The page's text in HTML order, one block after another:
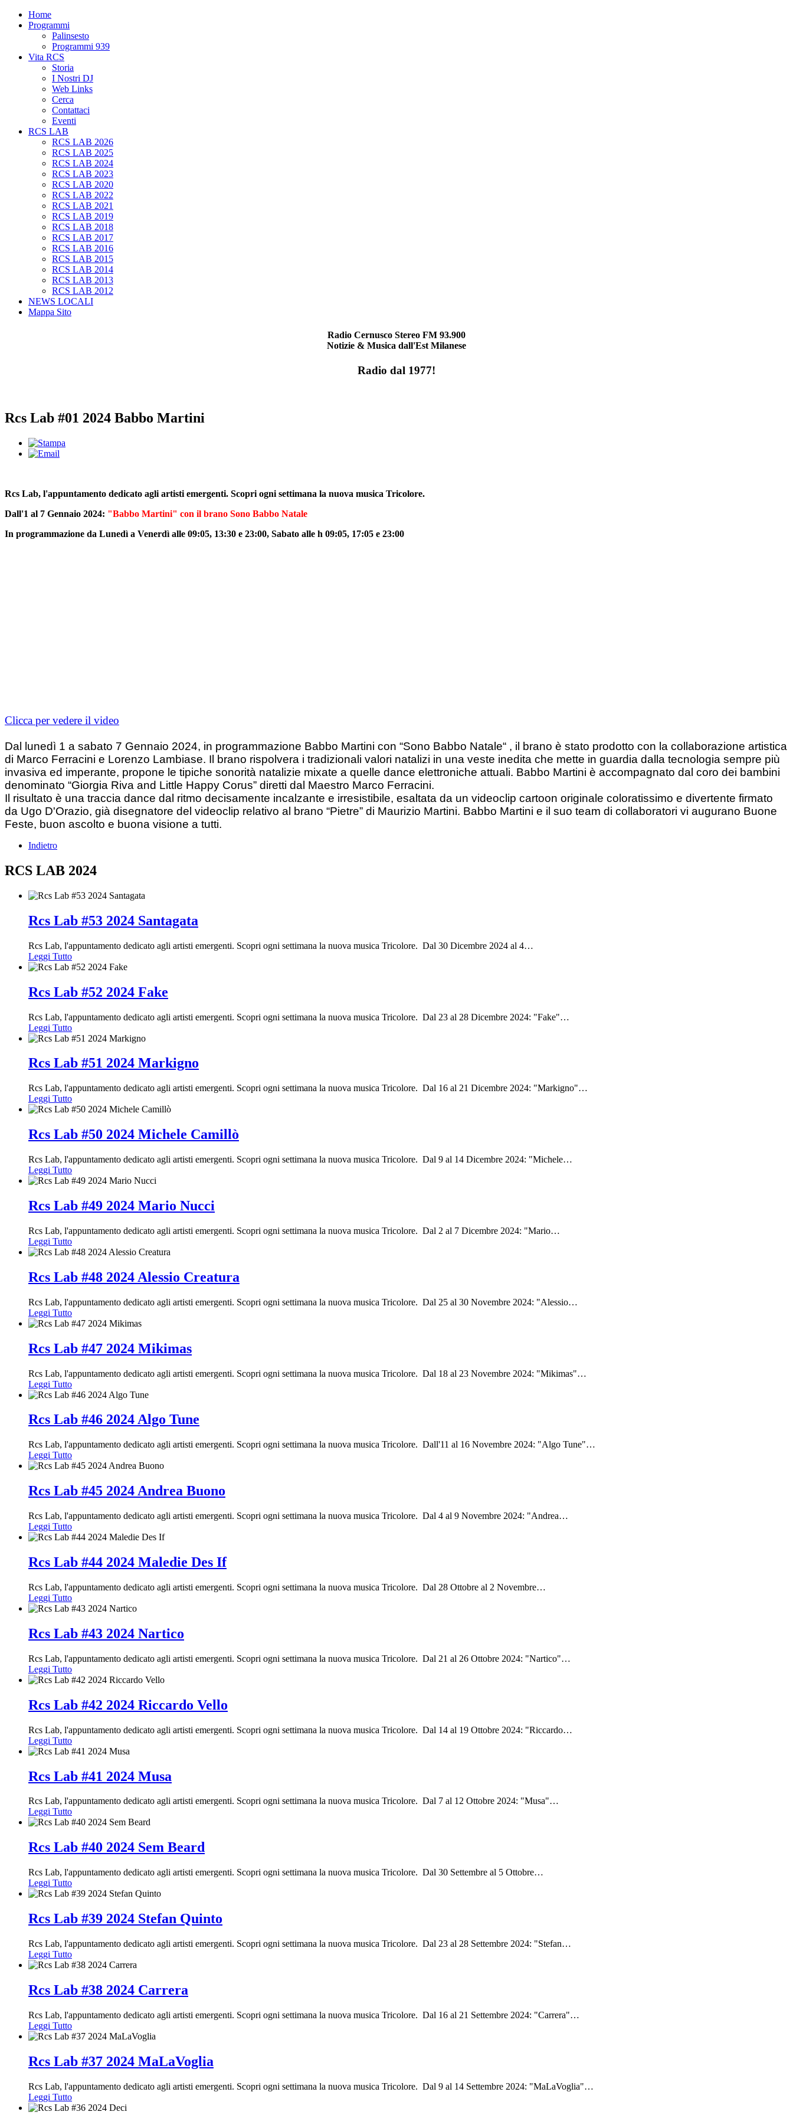
Home
Programmi
Palinsesto
Programmi 939
Vita RCS
Storia
I Nostri DJ
Web Links
Cerca
Contattaci
Eventi
RCS LAB
RCS LAB 2026
RCS LAB 2025
RCS LAB 2024
RCS LAB 2023
RCS LAB 2020
RCS LAB 2022
RCS LAB 2021
RCS LAB 2019
RCS LAB 2018
RCS LAB 2017
RCS LAB 2016
RCS LAB 2015
RCS LAB 2014
RCS LAB 2013
RCS LAB 2012
NEWS LOCALI
Mappa Sito
Radio Cernusco Stereo FM 93.900
Notizie & Musica dall'Est Milanese
Radio dal 1977!
Rcs Lab #01 2024 Babbo Martini
Rcs Lab, l'appuntamento dedicato agli artisti emergenti. Scopri ogni settimana la nuova musica Tricolore.
Dall'1 al 7 Gennaio 2024: "Babbo Martini" con il brano Sono Babbo Natale
In programmazione da Lunedì a Venerdì alle 09:05, 13:30 e 23:00, Sabato alle h 09:05, 17:05 e 23:00
Clicca per vedere il video
Dal lunedì 1 a sabato 7 Gennaio 2024, in programmazione Babbo Martini con “Sono Babbo Natale“ , il brano è stato prodotto con la collaborazione artistica
di Marco Ferracini e Lorenzo Lambiase. Il brano rispolvera i tradizionali valori natalizi in una veste inedita che mette in guardia dalla tecnologia sempre più
invasiva ed imperante, propone le tipiche sonorità natalizie mixate a quelle dance elettroniche attuali. Babbo Martini è accompagnato dal coro dei bambini
denominato “Giorgia Riva and Little Happy Corus” diretti dal Maestro Marco Ferracini.
Il risultato è una traccia dance dal ritmo decisamente incalzante e irresistibile, esaltata da un videoclip cartoon originale coloratissimo e divertente firmato
da Ugo D'Orazio, già disegnatore del videoclip relativo al brano “Pietre” di Maurizio Martini. Babbo Martini e il suo team di collaboratori vi augurano Buone
Feste, buon ascolto e buona visione a tutti.
Indietro
RCS LAB 2024
Rcs Lab #53 2024 Santagata
Rcs Lab, l'appuntamento dedicato agli artisti emergenti. Scopri ogni settimana la nuova musica Tricolore. Dal 30 Dicembre 2024 al 4…
Leggi Tutto
Rcs Lab #52 2024 Fake
Rcs Lab, l'appuntamento dedicato agli artisti emergenti. Scopri ogni settimana la nuova musica Tricolore. Dal 23 al 28 Dicembre 2024: "Fake"…
Leggi Tutto
Rcs Lab #51 2024 Markigno
Rcs Lab, l'appuntamento dedicato agli artisti emergenti. Scopri ogni settimana la nuova musica Tricolore. Dal 16 al 21 Dicembre 2024: "Markigno"…
Leggi Tutto
Rcs Lab #50 2024 Michele Camillò
Rcs Lab, l'appuntamento dedicato agli artisti emergenti. Scopri ogni settimana la nuova musica Tricolore. Dal 9 al 14 Dicembre 2024: "Michele…
Leggi Tutto
Rcs Lab #49 2024 Mario Nucci
Rcs Lab, l'appuntamento dedicato agli artisti emergenti. Scopri ogni settimana la nuova musica Tricolore. Dal 2 al 7 Dicembre 2024: "Mario…
Leggi Tutto
Rcs Lab #48 2024 Alessio Creatura
Rcs Lab, l'appuntamento dedicato agli artisti emergenti. Scopri ogni settimana la nuova musica Tricolore. Dal 25 al 30 Novembre 2024: "Alessio…
Leggi Tutto
Rcs Lab #47 2024 Mikimas
Rcs Lab, l'appuntamento dedicato agli artisti emergenti. Scopri ogni settimana la nuova musica Tricolore. Dal 18 al 23 Novembre 2024: "Mikimas"…
Leggi Tutto
Rcs Lab #46 2024 Algo Tune
Rcs Lab, l'appuntamento dedicato agli artisti emergenti. Scopri ogni settimana la nuova musica Tricolore. Dall'11 al 16 Novembre 2024: "Algo Tune"…
Leggi Tutto
Rcs Lab #45 2024 Andrea Buono
Rcs Lab, l'appuntamento dedicato agli artisti emergenti. Scopri ogni settimana la nuova musica Tricolore. Dal 4 al 9 Novembre 2024: "Andrea…
Leggi Tutto
Rcs Lab #44 2024 Maledie Des If
Rcs Lab, l'appuntamento dedicato agli artisti emergenti. Scopri ogni settimana la nuova musica Tricolore. Dal 28 Ottobre al 2 Novembre…
Leggi Tutto
Rcs Lab #43 2024 Nartico
Rcs Lab, l'appuntamento dedicato agli artisti emergenti. Scopri ogni settimana la nuova musica Tricolore. Dal 21 al 26 Ottobre 2024: "Nartico"…
Leggi Tutto
Rcs Lab #42 2024 Riccardo Vello
Rcs Lab, l'appuntamento dedicato agli artisti emergenti. Scopri ogni settimana la nuova musica Tricolore. Dal 14 al 19 Ottobre 2024: "Riccardo…
Leggi Tutto
Rcs Lab #41 2024 Musa
Rcs Lab, l'appuntamento dedicato agli artisti emergenti. Scopri ogni settimana la nuova musica Tricolore. Dal 7 al 12 Ottobre 2024: "Musa"…
Leggi Tutto
Rcs Lab #40 2024 Sem Beard
Rcs Lab, l'appuntamento dedicato agli artisti emergenti. Scopri ogni settimana la nuova musica Tricolore. Dal 30 Settembre al 5 Ottobre…
Leggi Tutto
Rcs Lab #39 2024 Stefan Quinto
Rcs Lab, l'appuntamento dedicato agli artisti emergenti. Scopri ogni settimana la nuova musica Tricolore. Dal 23 al 28 Settembre 2024: "Stefan…
Leggi Tutto
Rcs Lab #38 2024 Carrera
Rcs Lab, l'appuntamento dedicato agli artisti emergenti. Scopri ogni settimana la nuova musica Tricolore. Dal 16 al 21 Settembre 2024: "Carrera"…
Leggi Tutto
Rcs Lab #37 2024 MaLaVoglia
Rcs Lab, l'appuntamento dedicato agli artisti emergenti. Scopri ogni settimana la nuova musica Tricolore. Dal 9 al 14 Settembre 2024: "MaLaVoglia"…
Leggi Tutto